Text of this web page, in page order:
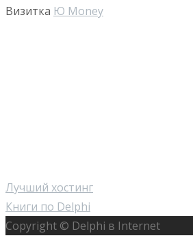
Визитка Ю Money
Лучший хостинг
Книги по Delphi
Copyright © Delphi в Internet